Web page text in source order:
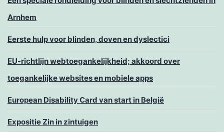
Arnhem
Eerste hulp voor blinden, doven en dyslectici
EU-richtlijn webtoegankelijkheid; akkoord over
toegankelijke websites en mobiele apps
European Disability Card van start in België
Expositie Zin in zintuigen